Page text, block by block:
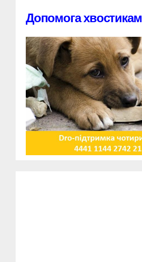
Допомога хвостикам